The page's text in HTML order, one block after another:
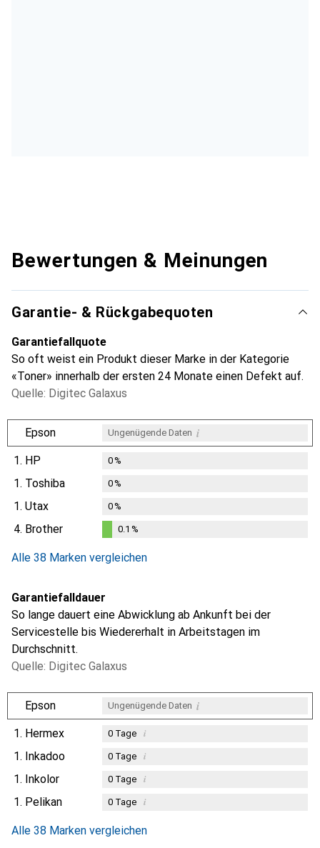
Bewertungen & Meinungen
Garantie- & Rückgabequoten
Garantiefallquote
So oft weist ein Produkt dieser Marke in der Kategorie
«Toner» innerhalb der ersten 24 Monate einen Defekt auf.
Quelle: Digitec Galaxus
Epson Ungenügende Daten i
1. HP 0%
1. Toshiba 0%
1. Utax 0%
4. Brother 0.1 %
Alle 38 Marken vergleichen
Garantiefalldauer
So lange dauert eine Abwicklung ab Ankunft bei der
Servicestelle bis Wiedererhalt in Arbeitstagen im
Durchschnitt.
Quelle: Digitec Galaxus
Epson Ungenügende Daten i
1. Hermex 0Tage i
1. Inkadoo 0Tage i
1. Inkolor 0Tage i
1. Pelikan 0Tage i
Alle 38 Marken vergleichen